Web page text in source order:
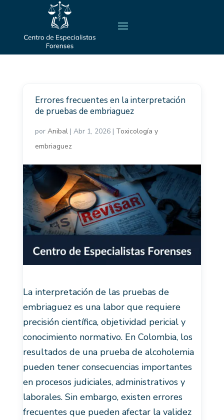
Errores frecuentes en la interpretación
de pruebas de embriaguez
por Anibal| Abr 1, 2026| Toxicología y
embriaguez
La interpretación de las pruebas de
embriaguez es una labor que requiere
precisión científica, objetividad pericial y
conocimiento normativo. En Colombia, los
resultados de una prueba de alcoholemia
pueden tener consecuencias importantes
en procesos judiciales, administrativos y
laborales. Sin embargo, existen errores
frecuentes que pueden afectar la validez